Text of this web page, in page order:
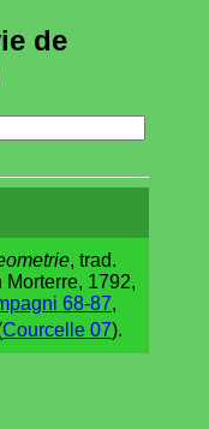
de
, trad.
Morterre, 1792,
68-87,
Courcelle 07).